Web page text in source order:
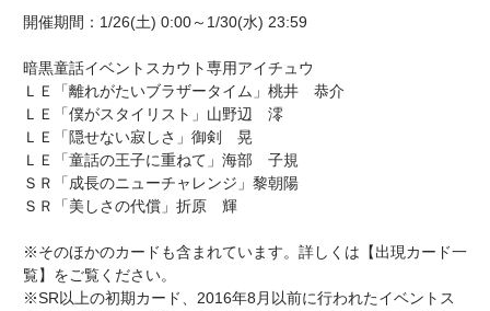
開催期間：1/26(土) 0:00～1/30(水) 23:59
暗黒童話イベントスカウト専用アイチュウ
ＬＥ「離れがたいブラザータイム」桃井 恭介
ＬＥ「僕がスタイリスト」山野辺 澪
ＬＥ「隠せない寂しさ」御剣 晃
ＬＥ「童話の王子に重ねて」海部 子規
ＳＲ「成長のニューチャレンジ」黎朝陽
ＳＲ「美しさの代償」折原 輝
※そのほかのカードも含まれています。詳しくは【出現カード一
覧】をご覧ください。
※SR以上の初期カード、2016年8月以前に行われたイベントス